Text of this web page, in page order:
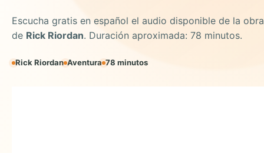
Escucha gratis en español el audio disponible de la obra
de Rick Riordan. Duración aproximada: 78 minutos.
Rick Riordan Aventura 78 minutos